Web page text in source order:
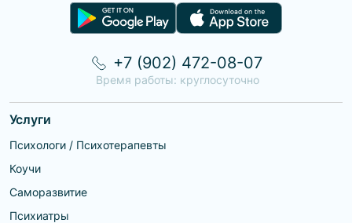
Услуги
Психологи / Психотерапевты
Коучи
Саморазвитие
Психиатры
+7 (902) 472-08-07
Время работы: круглосуточно